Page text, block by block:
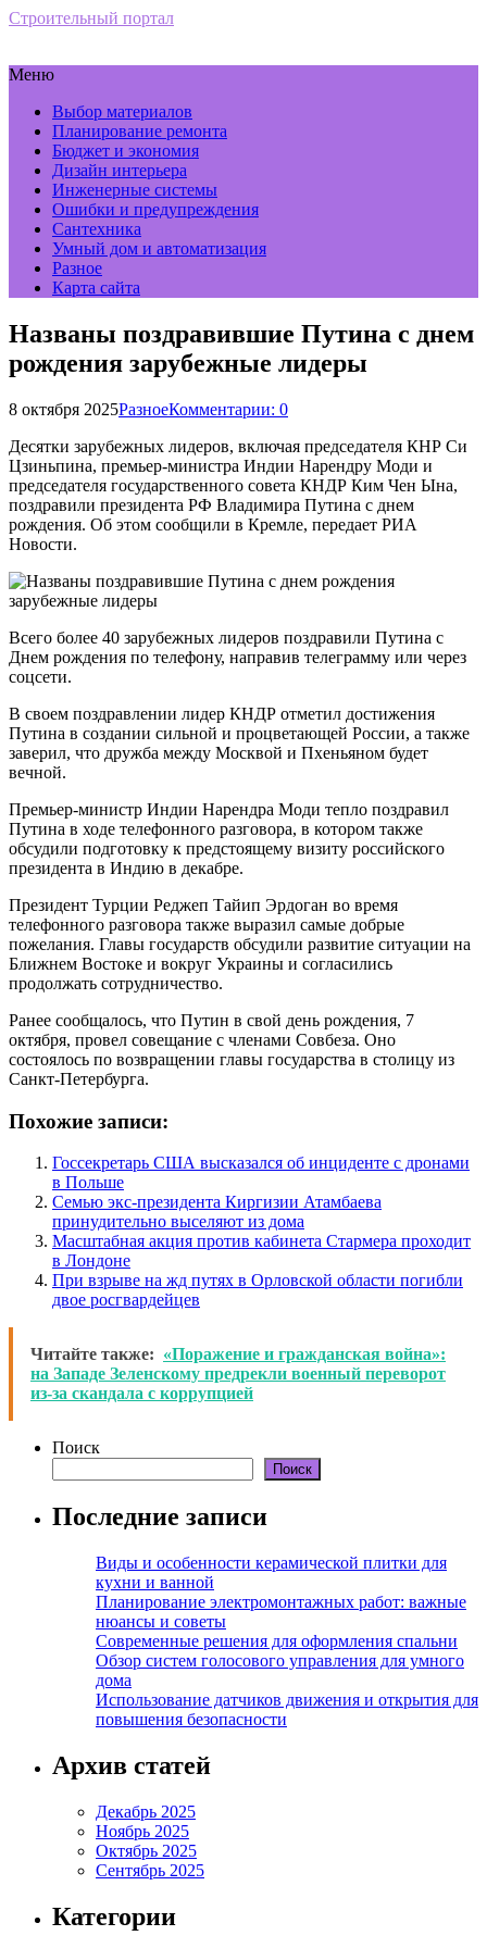
Строительный портал
Меню
Выбор материалов
Планирование ремонта
Бюджет и экономия
Дизайн интерьера
Инженерные системы
Ошибки и предупреждения
Сантехника
Умный дом и автоматизация
Разное
Карта сайта
Названы поздравившие Путина с днем
рождения зарубежные лидеры
8 октября 2025РазноеКомментарии: 0
Десятки зарубежных лидеров, включая председателя КНР Си
Цзиньпина, премьер-министра Индии Нарендру Моди и
председателя государственного совета КНДР Ким Чен Ына,
поздравили президента РФ Владимира Путина с днем
рождения. Об этом сообщили в Кремле, передает РИА
Новости.
Всего более 40 зарубежных лидеров поздравили Путина с
Днем рождения по телефону, направив телеграмму или через
соцсети.
В своем поздравлении лидер КНДР отметил достижения
Путина в создании сильной и процветающей России, а также
заверил, что дружба между Москвой и Пхеньяном будет
вечной.
Премьер-министр Индии Нарендра Моди тепло поздравил
Путина в ходе телефонного разговора, в котором также
обсудили подготовку к предстоящему визиту российского
президента в Индию в декабре.
Президент Турции Реджеп Тайип Эрдоган во время
телефонного разговора также выразил самые добрые
пожелания. Главы государств обсудили развитие ситуации на
Ближнем Востоке и вокруг Украины и согласились
продолжать сотрудничество.
Ранее сообщалось, что Путин в свой день рождения, 7
октября, провел совещание с членами Совбеза. Оно
состоялось по возвращении главы государства в столицу из
Санкт-Петербурга.
Похожие записи:
Госсекретарь США высказался об инциденте с дронами
в Польше
Семью экс-президента Киргизии Атамбаева
принудительно выселяют из дома
Масштабная акция против кабинета Стармера проходит
в Лондоне
При взрыве на жд путях в Орловской области погибли
двое росгвардейцев
Читайте также: «Поражение и гражданская война»:
на Западе Зеленскому предрекли военный переворот
из-за скандала с коррупцией
Поиск
Поиск
Последние записи
Виды и особенности керамической плитки для
кухни и ванной
Планирование электромонтажных работ: важные
нюансы и советы
Современные решения для оформления спальни
Обзор систем голосового управления для умного
дома
Использование датчиков движения и открытия для
повышения безопасности
Архив статей
Декабрь 2025
Ноябрь 2025
Октябрь 2025
Сентябрь 2025
Категории